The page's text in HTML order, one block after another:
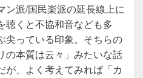
ン派/国民楽派の延長線上に
聴くと不協和音なども多
尖っている印象。そちらの
の本質は云々」みたいな話
が、よく考えてみれば「カ